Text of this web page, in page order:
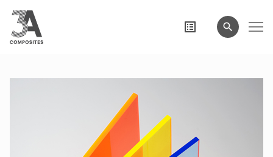
wyszukiwane
hasło